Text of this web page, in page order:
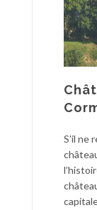
S’il ne